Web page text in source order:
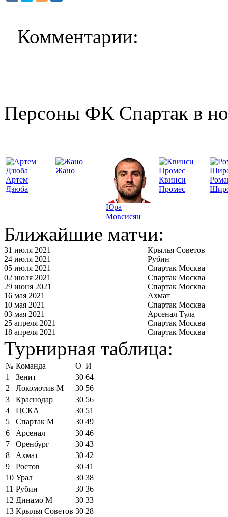
Комментарии:
Персоны ФК Спартак в
Артем
Дзюба
Жано
Юра
Мовсисян
Квинси
Промес
Ближайшие матчи:
31 июля 2021
Крылья Советов
24 июля 2021
Рубин
05 июля 2021
Спартак Москва
02 июля 2021
Спартак Москва
29 июня 2021
Спартак Москва
16 мая 2021
Ахмат
10 мая 2021
Спартак Москва
03 мая 2021
Арсенал Тула
25 апреля 2021
Спартак Москва
18 апреля 2021
Спартак Москва
Турнирная таблица:
№ Команда О И
1
Зенит 30 64
2
Локомотив М 30 56
3
Краснодар 30 56
4
ЦСКА 30 51
5
Спартак М 30 49
6
Арсенал 30 46
7
Оренбург 30 43
8
Ахмат 30 42
9
Ростов 30 41
10 Урал 30 38
11 Рубин 30 36
12 Динамо М 30 33
13 Крылья Советов 30 28